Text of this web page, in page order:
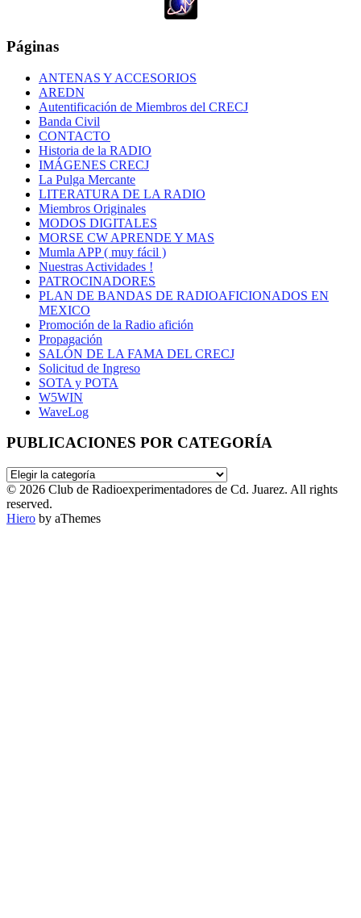
Páginas
ANTENAS Y ACCESORIOS
AREDN
Autentificación de Miembros del CRECJ
Banda Civil
CONTACTO
Historia de la RADIO
IMÁGENES CRECJ
La Pulga Mercante
LITERATURA DE LA RADIO
Miembros Originales
MODOS DIGITALES
MORSE CW APRENDE Y MAS
Mumla APP ( muy fácil )
Nuestras Actividades !
PATROCINADORES
PLAN DE BANDAS DE RADIOAFICIONADOS EN
MEXICO
Promoción de la Radio afición
Propagación
SALÓN DE LA FAMA DEL CRECJ
Solicitud de Ingreso
SOTA y POTA
W5WIN
WaveLog
PUBLICACIONES POR CATEGORÍA
PUBLICACIONES
POR
CATEGORÍA
© 2026 Club de Radioexperimentadores de Cd. Juarez. All rights
reserved.
Hiero by aThemes